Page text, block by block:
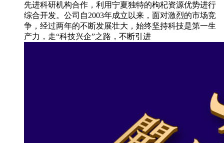
先进科研机构合作，利用宁夏独特的枸杞资源优势进行
综合开发。公司自2003年成立以来，面对激烈的市场竞
争，经过两年的不断发展壮大，始终坚持科技是第一生
产力，走“科技兴企”之路，不断引进